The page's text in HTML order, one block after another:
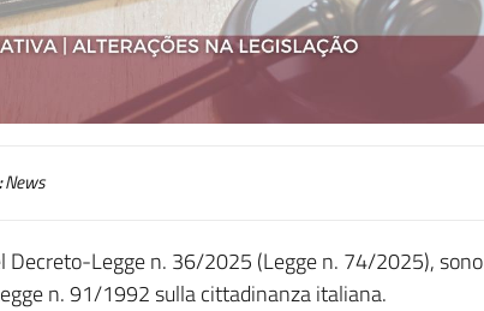
News
Decreto-Legge n. 36/2025 (Legge n. 74/2025), sono
n. 91/1992 sulla cittadinanza italiana.